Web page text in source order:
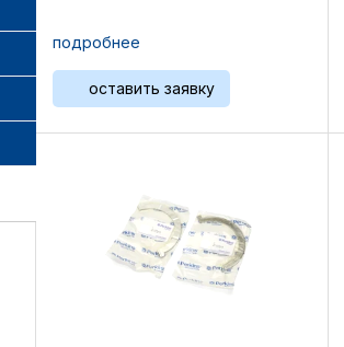
подробнее
оставить заявку